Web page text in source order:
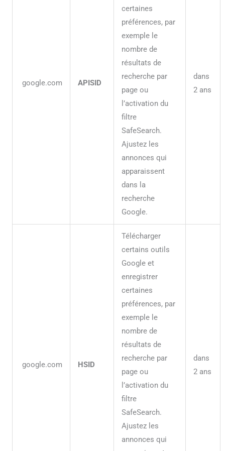
google.com APISID
certaines
préférences, par
exemple le
nombre de
résultats de
recherche par
page ou
l’activation du
filtre
SafeSearch.
Ajustez les
annonces qui
apparaissent
dans la
recherche
Google.
dans
2 ans
google.com HSID
Télécharger
certains outils
Google et
enregistrer
certaines
préférences, par
exemple le
nombre de
résultats de
recherche par
page ou
l’activation du
filtre
SafeSearch.
Ajustez les
annonces qui
dans
2 ans